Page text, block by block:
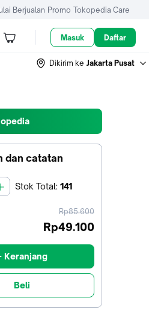
Berjualan Promo Tokopedia Care
Masuk Daftar
Dikirim ke Jakarta Pusat
dan catatan
Stok Total: 141
harga
sebelum
Rp85.600
Rp49.100
Keranjang
Beli